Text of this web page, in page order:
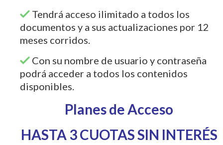
Tendrá acceso ilimitado a todos los
documentos y a sus actualizaciones por 12
meses corridos.
Con su nombre de usuario y contraseña
podrá acceder a todos los contenidos
disponibles.
Planes de Acceso
HASTA 3 CUOTAS SIN INTERÉS